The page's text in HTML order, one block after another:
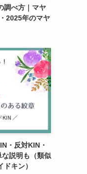
調べ方｜マヤ
2025年のマヤ
・反対KIN・
説明も（類似
キン）